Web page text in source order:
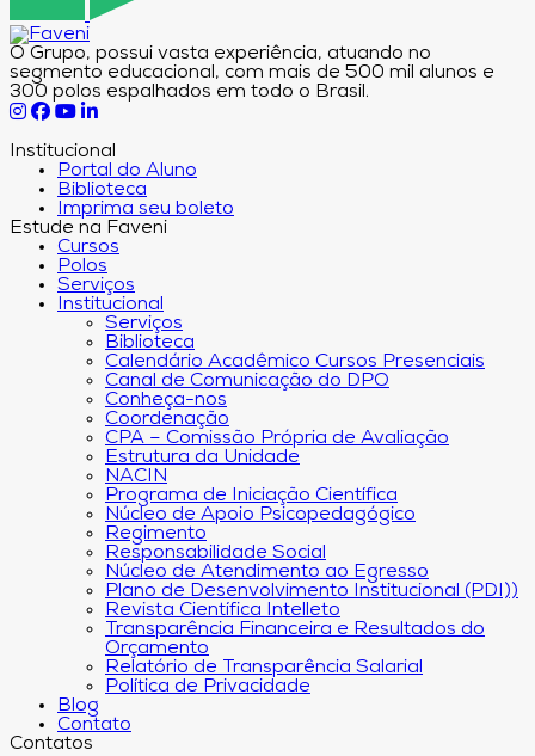
O Grupo, possui vasta experiência, atuando no
segmento educacional, com mais de 500 mil alunos e
300 polos espalhados em todo o Brasil.
Institucional
Portal do Aluno
Biblioteca
Imprima seu boleto
Estude na Faveni
Cursos
Polos
Serviços
Institucional
Serviços
Biblioteca
Calendário Acadêmico Cursos Presenciais
Canal de Comunicação do DPO
Conheça-nos
Coordenação
CPA – Comissão Própria de Avaliação
Estrutura da Unidade
NACIN
Programa de Iniciação Científica
Núcleo de Apoio Psicopedagógico
Regimento
Responsabilidade Social
Núcleo de Atendimento ao Egresso
Plano de Desenvolvimento Institucional (PDI))
Revista Científica Intelleto
Transparência Financeira e Resultados do
Orçamento
Relatório de Transparência Salarial
Política de Privacidade
Blog
Contato
Contatos